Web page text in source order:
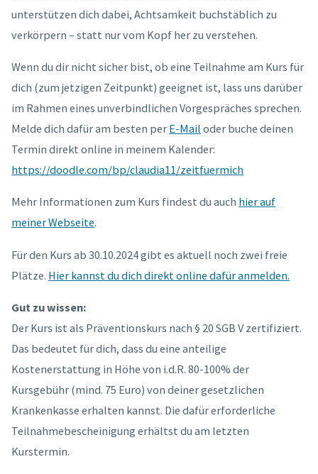
unterstützen dich dabei, Achtsamkeit buchstäblich zu
verkörpern – statt nur vom Kopf her zu verstehen.
Wenn du dir nicht sicher bist, ob eine Teilnahme am Kurs für
dich (zum jetzigen Zeitpunkt) geeignet ist, lass uns darüber
im Rahmen eines unverbindlichen Vorgespräches sprechen.
Melde dich dafür am besten per E-Mail oder buche deinen
Termin direkt online in meinem Kalender:
https://doodle.com/bp/claudia11/zeitfuermich
Mehr Informationen zum Kurs findest du auch hier auf
meiner Webseite.
Für den Kurs ab 30.10.2024 gibt es aktuell noch zwei freie
Plätze. Hier kannst du dich direkt online dafür anmelden.
Gut zu wissen:
Der Kurs ist als Präventionskurs nach § 20 SGB V zertifiziert.
Das bedeutet für dich, dass du eine anteilige
Kostenerstattung in Höhe von i.d.R. 80-100% der
Kursgebühr (mind. 75 Euro) von deiner gesetzlichen
Krankenkasse erhalten kannst. Die dafür erforderliche
Teilnahmebescheinigung erhältst du am letzten
Kurstermin.